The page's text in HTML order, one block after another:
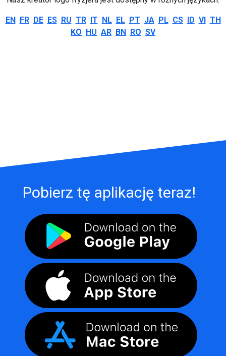
EN FR DE ES RU TR IT NL EL PT JA PL CS ID VI TH
KO HU AR BN RO SV
Pobierz tę aplikację teraz!